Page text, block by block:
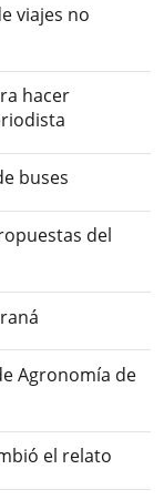
viajes no
hacer
buses
del
Agronomía de
el relato